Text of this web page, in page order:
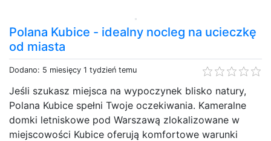
Polana Kubice - idealny nocleg na ucieczkę
od miasta
Dodano: 5 miesięcy 1 tydzień temu
Jeśli szukasz miejsca na wypoczynek blisko natury,
Polana Kubice spełni Twoje oczekiwania. Kameralne
domki letniskowe pod Warszawą zlokalizowane w
miejscowości Kubice oferują komfortowe warunki